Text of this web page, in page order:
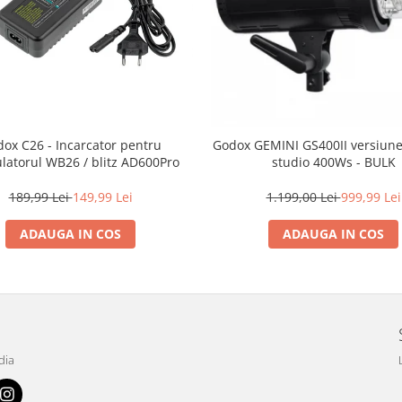
C26 - Incarcator pentru
WB26 / blitz AD600Pro
189,99 Lei149,99 Lei
ADAUGA IN COS
Godox GEMINI GS400II
studio 400Ws - BULK
1.199,00 Lei999,99 Lei
ADAUGA IN COS